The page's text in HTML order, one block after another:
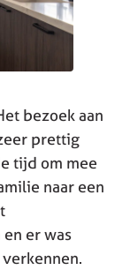
bezoek aan
prettig
tijd om mee
naar een
er was